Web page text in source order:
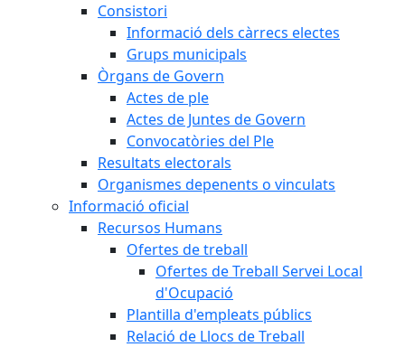
Consistori
Informació dels càrrecs electes
Grups municipals
Òrgans de Govern
Actes de ple
Actes de Juntes de Govern
Convocatòries del Ple
Resultats electorals
Organismes depenents o vinculats
Informació oficial
Recursos Humans
Ofertes de treball
Ofertes de Treball Servei Local
d'Ocupació
Plantilla d'empleats públics
Relació de Llocs de Treball